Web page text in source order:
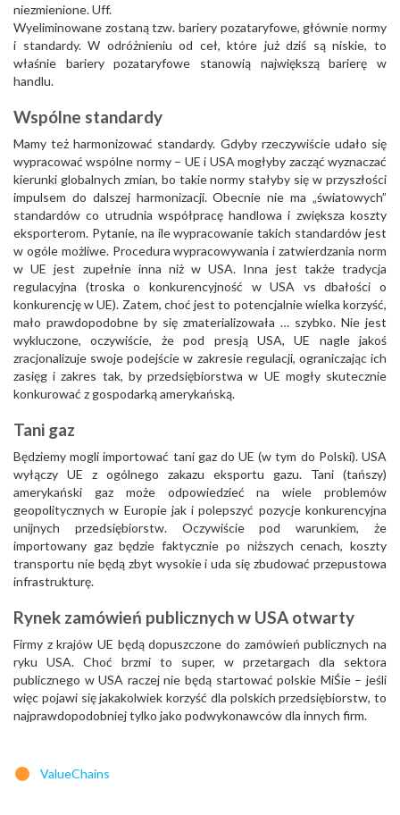
niezmienione. Uff.
Wyeliminowane zostaną tzw. bariery pozataryfowe, głównie normy
i standardy. W odróżnieniu od ceł, które już dziś są niskie, to
właśnie bariery pozataryfowe stanowią największą barierę w
handlu.
Wspólne standardy
Mamy też harmonizować standardy. Gdyby rzeczywiście udało się
wypracować wspólne normy – UE i USA mogłyby zacząć wyznaczać
kierunki globalnych zmian, bo takie normy stałyby się w przyszłości
impulsem do dalszej harmonizacji. Obecnie nie ma „światowych”
standardów co utrudnia współpracę handlowa i zwiększa koszty
eksporterom. Pytanie, na ile wypracowanie takich standardów jest
w ogóle możliwe. Procedura wypracowywania i zatwierdzania norm
w UE jest zupełnie inna niż w USA. Inna jest także tradycja
regulacyjna (troska o konkurencyjność w USA vs dbałości o
konkurencję w UE). Zatem, choć jest to potencjalnie wielka korzyść,
mało prawdopodobne by się zmaterializowała … szybko. Nie jest
wykluczone, oczywiście, że pod presją USA, UE nagle jakoś
zracjonalizuje swoje podejście w zakresie regulacji, ograniczając ich
zasięg i zakres tak, by przedsiębiorstwa w UE mogły skutecznie
konkurować z gospodarką amerykańską.
Tani gaz
Będziemy mogli importować tani gaz do UE (w tym do Polski). USA
wyłączy UE z ogólnego zakazu eksportu gazu. Tani (tańszy)
amerykański gaz może odpowiedzieć na wiele problemów
geopolitycznych w Europie jak i polepszyć pozycje konkurencyjna
unijnych przedsiębiorstw. Oczywiście pod warunkiem, że
importowany gaz będzie faktycznie po niższych cenach, koszty
transportu nie będą zbyt wysokie i uda się zbudować przepustowa
infrastrukturę.
Rynek zamówień publicznych w USA otwarty
Firmy z krajów UE będą dopuszczone do zamówień publicznych na
ryku USA. Choć brzmi to super, w przetargach dla sektora
publicznego w USA raczej nie będą startować polskie MiŚie – jeśli
więc pojawi się jakakolwiek korzyść dla polskich przedsiębiorstw, to
najprawdopodobniej tylko jako podwykonawców dla innych firm.
ValueChains